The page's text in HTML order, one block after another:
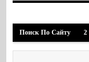
Поиск По Сайту 2